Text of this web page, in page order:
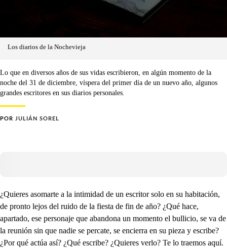
Los diarios de la Nochevieja
Lo que en diversos años de sus vidas escribieron, en algún momento de la
noche del 31 de diciembre, víspera del primer día de un nuevo año, algunos
grandes escritores en sus diarios personales.
POR JULIÁN SOREL
¿Quieres asomarte a la intimidad de un escritor solo en su habitación,
de pronto lejos del ruido de la fiesta de fin de año? ¿Qué hace,
apartado, ese personaje que abandona un momento el bullicio, se va de
la reunión sin que nadie se percate, se encierra en su pieza y escribe?
¿Por qué actúa así? ¿Qué escribe? ¿Quieres verlo? Te lo traemos aquí.